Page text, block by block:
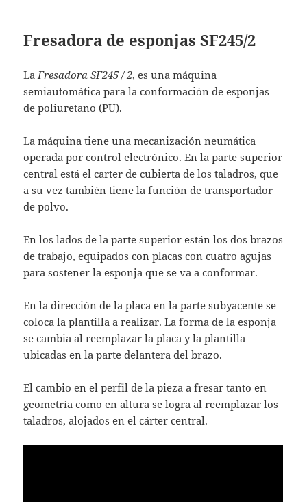
Fresadora de esponjas SF245/2
LaFresadora SF245 / 2, es una máquina
semiautomática para la conformación de esponjas
de poliuretano (PU).
La máquina tiene una mecanización neumática
operada por control electrónico. En la parte superior
central está el carter de cubierta de los taladros, que
a su vez también tiene la función de transportador
de polvo.
En los lados de la parte superior están los dos brazos
de trabajo, equipados con placas con cuatro agujas
para sostener la esponja que se va a conformar.
En la dirección de la placa en la parte subyacente se
coloca la plantilla a realizar. La forma de la esponja
se cambia al reemplazar la placa y la plantilla
ubicadas en la parte delantera del brazo.
El cambio en el perfil de la pieza a fresar tanto en
geometría como en altura se logra al reemplazar los
taladros, alojados en el cárter central.